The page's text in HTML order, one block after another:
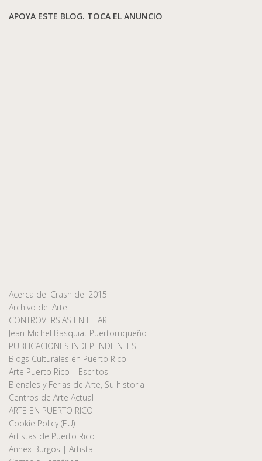
APOYA ESTE BLOG. TOCA EL ANUNCIO
Acerca del Crash del 2015
Archivo del Arte
CONTROVERSIAS EN EL ARTE
Jean-Michel Basquiat Puertorriqueño
PUBLICACIONES INDEPENDIENTES
Blogs Culturales en Puerto Rico
Arte Puerto Rico | Escritos
Bienales y Ferias de Arte, Su historia
Centros de Arte Actual
ARTE EN PUERTO RICO
Cookie Policy (EU)
Artistas de Puerto Rico
Annex Burgos | Artista